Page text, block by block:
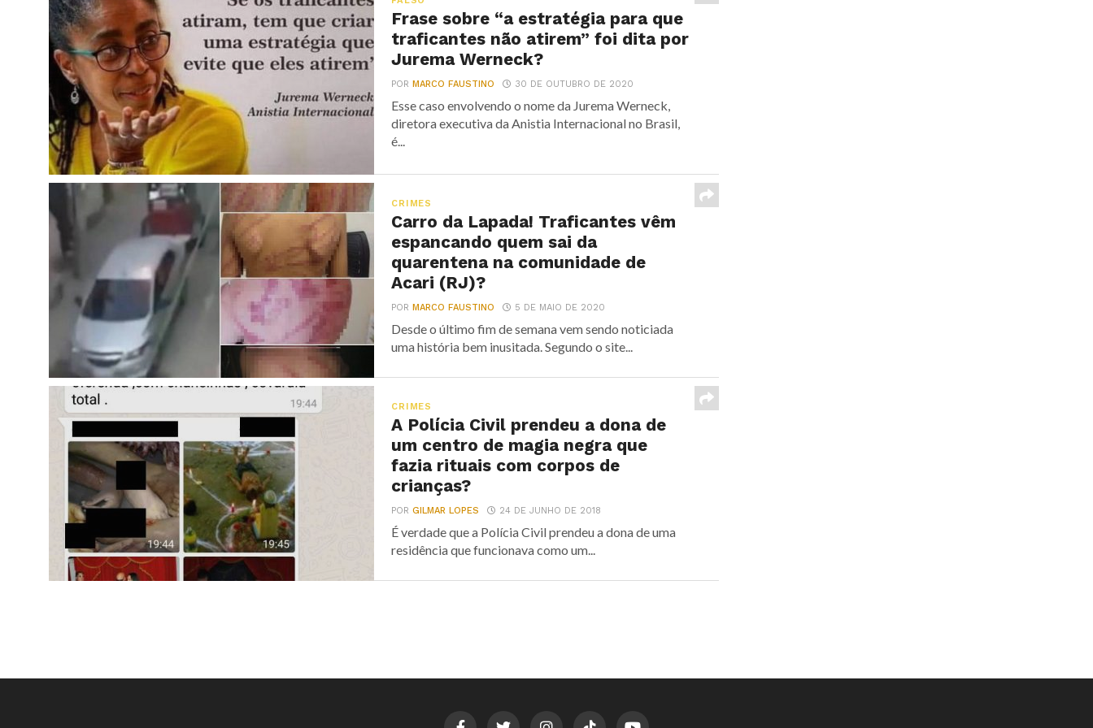
Frase sobre “a estratégia para que
traficantes não atirem” foi dita por
Jurema Werneck?
PORMARCO FAUSTINO 30 DE OUTUBRO DE 2020
Esse caso envolvendo o nome da Jurema Werneck,
diretora executiva da Anistia Internacional no Brasil,
é...
CRIMES
Carro da Lapada! Traficantes vêm
espancando quem sai da
quarentena na comunidade de
Acari (RJ)?
PORMARCO FAUSTINO 5 DE MAIO DE 2020
Desde o último fim de semana vem sendo noticiada
uma história bem inusitada. Segundo o site...
CRIMES
A Polícia Civil prendeu a dona de
um centro de magia negra que
fazia rituais com corpos de
crianças?
PORGILMAR LOPES 24 DE JUNHO DE 2018
É verdade que a Polícia Civil prendeu a dona de uma
residência que funcionava como um...